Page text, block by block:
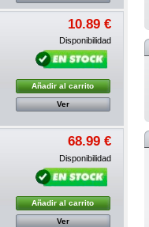
10.89 €
Disponibilidad
Añadir al carrito
Ver
68.99 €
Disponibilidad
Añadir al carrito
Ver